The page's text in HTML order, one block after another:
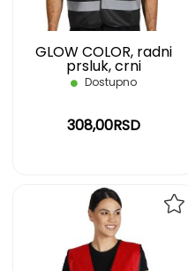
GLOW COLOR, radni
prsluk, crni
Dostupno
308,00RSD